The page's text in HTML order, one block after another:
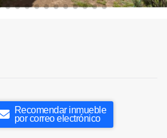
Recomendar inmueble
por correo electrónico